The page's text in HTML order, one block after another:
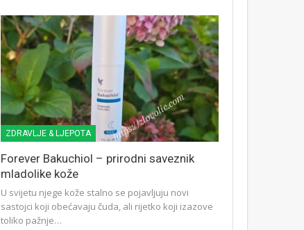
ZDRAVLJE & LJEPOTA
Forever Bakuchiol – prirodni saveznik
mladolike kože
U svijetu njege kože stalno se pojavljuju novi
sastojci koji obećavaju čuda, ali rijetko koji izazove
toliko pažnje…